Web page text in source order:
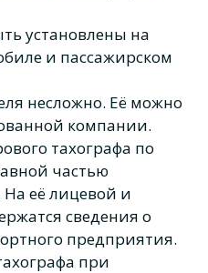
установлены на
и пассажирском
несложно. Её можно
компании.
тахографа по
частью
На её лицевой и
сведения о
предприятия.
при